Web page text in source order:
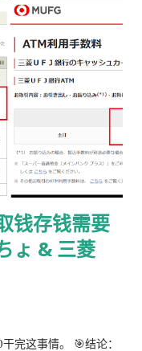
打印后
人姓名 在指定的「収
印纸 可以是 两张或多
2025 年 4 月 1 日以
准备回邮用【レター
ライト（430 日元）
非强制） 回邮用 レター
人住址 或 公司地址 不
邮件只写「レターパッ
本人签收 。 ③ 用【简
一个 A4 用信封 ：
卡 正本 回邮用 レタ
都可以 两者都能放 A4
即可 到邮局柜台说一
钱存钱需要
ょ & 三菱
完这事情。 🎯结论：